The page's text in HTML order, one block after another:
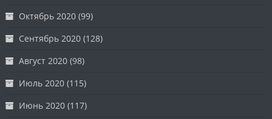
Октябрь 2020 (99)
Сентябрь 2020 (128)
Август 2020 (98)
Июль 2020 (115)
Июнь 2020 (117)